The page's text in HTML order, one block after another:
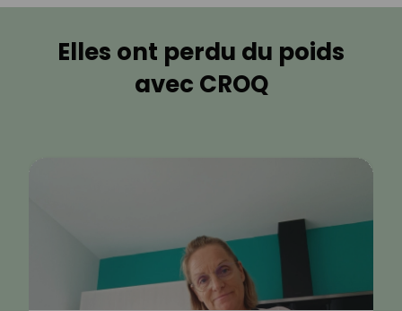
Elles ont perdu du poids
avec CROQ